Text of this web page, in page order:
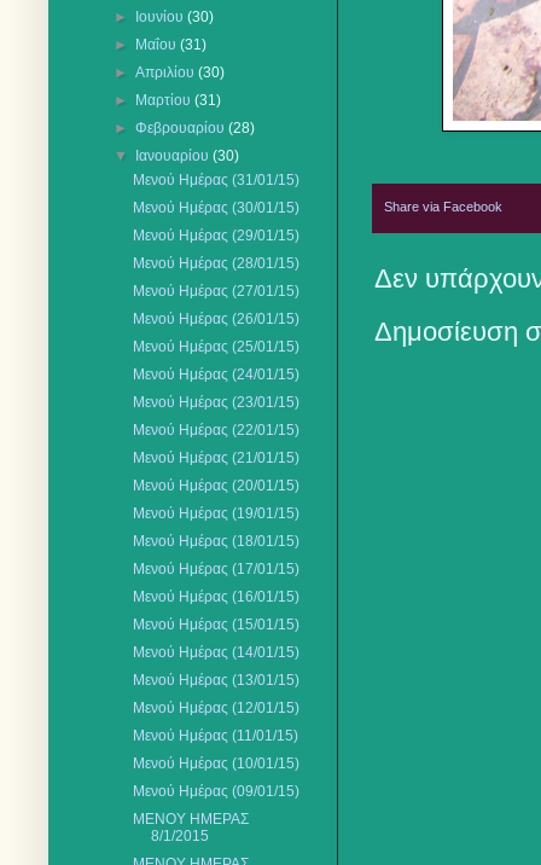
Share via Facebook
Δεν
Δημοσίευση
►
Ιουνίου(30)
►
Μαΐου(31)
►Απριλίου(30)
►
Μαρτίου(31)
►Φεβρουαρίου(28)
▼
Ιανουαρίου(30)
Μενού Ημέρας (31/01/15)
Μενού Ημέρας (30/01/15)
Μενού Ημέρας (29/01/15)
Μενού Ημέρας (28/01/15)
Μενού Ημέρας (27/01/15)
Μενού Ημέρας (26/01/15)
Μενού Ημέρας (25/01/15)
Μενού Ημέρας (24/01/15)
Μενού Ημέρας (23/01/15)
Μενού Ημέρας (22/01/15)
Μενού Ημέρας (21/01/15)
Μενού Ημέρας (20/01/15)
Μενού Ημέρας (19/01/15)
Μενού Ημέρας (18/01/15)
Μενού Ημέρας (17/01/15)
Μενού Ημέρας (16/01/15)
Μενού Ημέρας (15/01/15)
Μενού Ημέρας (14/01/15)
Μενού Ημέρας (13/01/15)
Μενού Ημέρας (12/01/15)
Μενού Ημέρας (11/01/15)
Μενού Ημέρας (10/01/15)
Μενού Ημέρας (09/01/15)
ΜΕΝΟΥ ΗΜΕΡΑΣ
8/1/2015